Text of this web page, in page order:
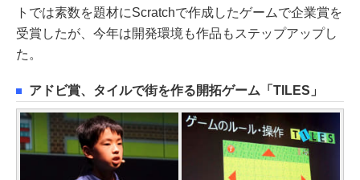
トでは素数を題材にScratchで作成したゲームで企業賞を
受賞したが、今年は開発環境も作品もステップアップし
た。
アドビ賞、タイルで街を作る開拓ゲーム「TILES」